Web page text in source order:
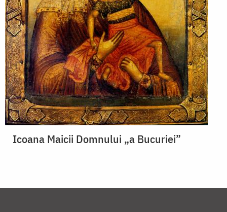
Icoana Maicii Domnului „a Bucuriei”